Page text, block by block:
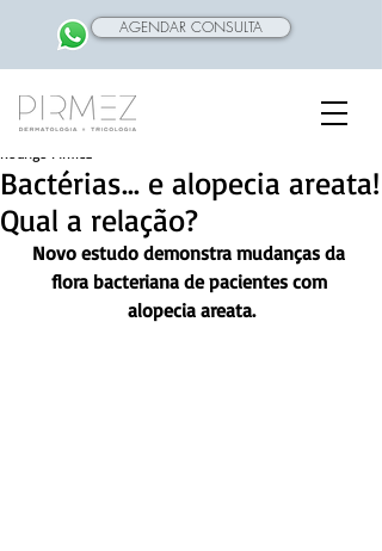
AGENDAR CONSULTA
Bactérias… e alopecia areata!
Qual a relação?
Rodrigo Pirmez
Novo estudo demonstra mudanças da
flora bacteriana de pacientes com
alopecia areata.